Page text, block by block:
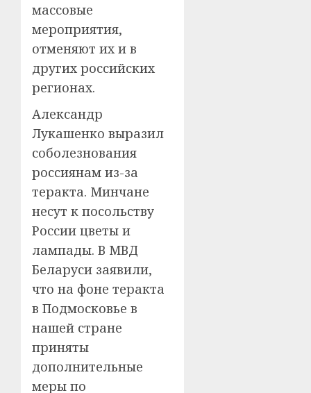
массовые
мероприятия,
отменяют их и в
других российских
регионах.
Александр
Лукашенко выразил
соболезнования
россиянам из-за
теракта. Минчане
несут к посольству
России цветы и
лампады. В МВД
Беларуси заявили,
что на фоне теракта
в Подмосковье в
нашей стране
приняты
дополнительные
меры по